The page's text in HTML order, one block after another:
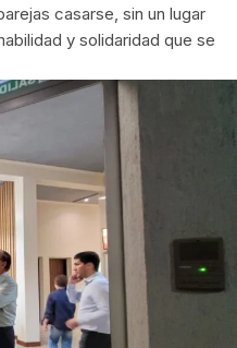
casarse, sin un lugar
y solidaridad que se